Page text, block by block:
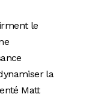
le
la
Matt